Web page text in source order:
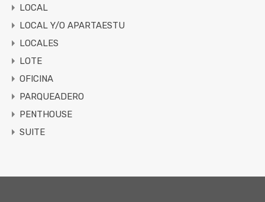
LOCAL
LOCAL Y/O APARTAESTU
LOCALES
LOTE
OFICINA
PARQUEADERO
PENTHOUSE
SUITE